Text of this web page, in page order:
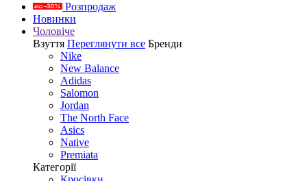
Розпродаж
Новинки
Чоловіче
Взуття Переглянути все Бренди
Nike
New Balance
Adidas
Salomon
Jordan
The North Face
Asics
Native
Premiata
Категорії